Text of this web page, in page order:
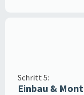
Schritt 5:
Einbau &